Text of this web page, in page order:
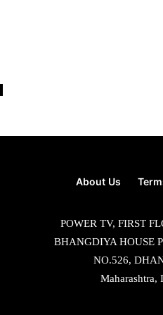
About Us
POWER TV, FIRST
BHANGDIYA HOUSE
NO.526,
Maharashtra,